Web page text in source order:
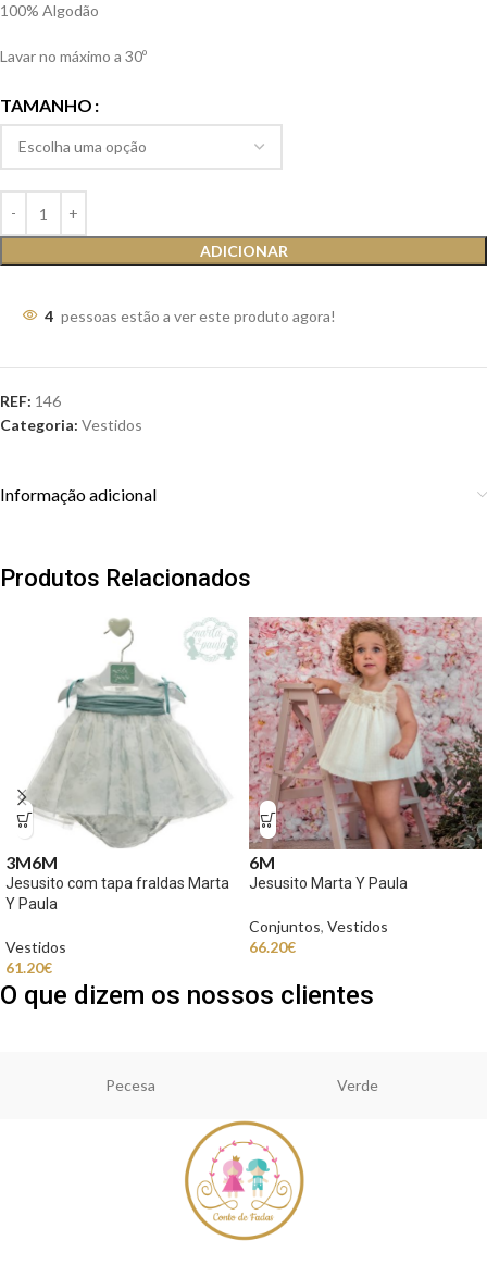
100% Algodão
Lavar no máximo a 30º
TAMANHO
ADICIONAR
4 pessoas estão a ver este produto agora!
REF: 146
Categoria: Vestidos
Informação adicional
Produtos Relacionados
3M6M
Jesusito com tapa fraldas Marta
Y Paula
Vestidos
61.20€
6M
Jesusito Marta Y Paula
Conjuntos, Vestidos
66.20€
O que dizem os nossos clientes
Pecesa Verde